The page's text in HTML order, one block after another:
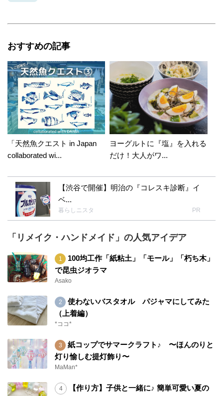
おすすめの記事
「天然魚クエスト in Japan
collaborated wi...
ヨーグルトに『塩』を入れる
だけ！大人がワ...
【渋谷で開催】明治の『コレスキ診断』イ
ベ...
暮らしニスタ PR
「リメイク・ハンドメイド」の人気アイデア
100均工作「紙粘土」「モール」「朽ち木」
で昆虫ジオラマ
Asako
使わないバスタオル パジャマにしてみた
（上着編）
*ココ*
紙コップでサマークラフト♪ 〜ほんのりと
灯り愉しむ提灯飾り〜
MaMan*
【作り方】子供と一緒に♪ 簡単可愛い夏の